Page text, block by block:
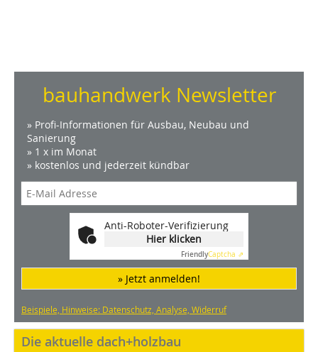
bauhandwerk Newsletter
» Profi-Informationen für Ausbau, Neubau und
Sanierung
» 1 x im Monat
» kostenlos und jederzeit kündbar
Anti-Roboter-Verifizierung
Hier klicken
FriendlyCaptcha ⇗
» Jetzt anmelden!
Beispiele, Hinweise: Datenschutz, Analyse, Widerruf
Die aktuelle dach+holzbau